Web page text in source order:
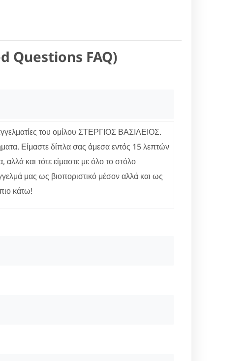
Questions FAQ)
του ομίλου ΣΤΕΡΓΙΟΣ ΒΑΣΙΛΕΙΟΣ.
Είμαστε δίπλα σας άμεσα εντός 15 λεπτών
και τότε είμαστε με όλο το στόλο
μας ως βιοποριστικό μέσον αλλά και ως
κάτω!